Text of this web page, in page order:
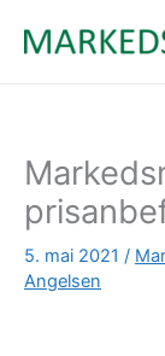
5. mai 2021 /
Angelsen